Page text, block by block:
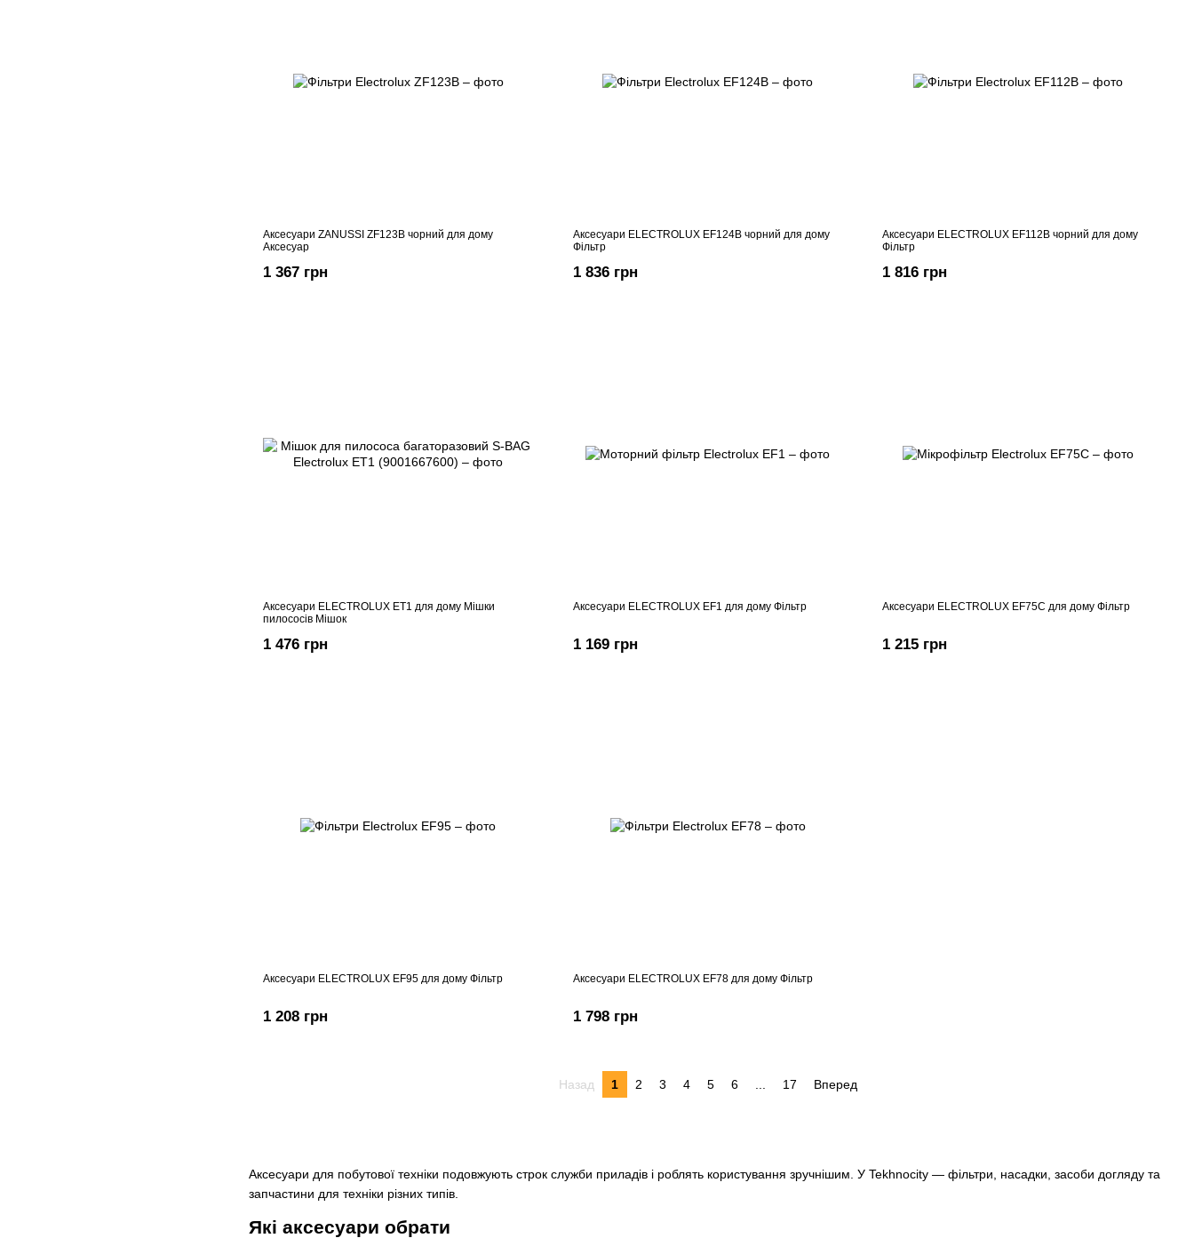
Аксесуари для побутової техніки подовжують строк служби приладів і роблять користування зручнішим. У Tekhnocity — фільтри, насадки, засоби догляду та
запчастини для техніки різних типів.
Які аксесуари обрати
Аксесуари ZANUSSI ZF123B чорний для дому
Аксесуар
1 367 грн
Аксесуари ELECTROLUX EF124B чорний для дому
Фільтр
1 836 грн
Аксесуари ELECTROLUX EF112B чорний для дому
Фільтр
1 816 грн
Аксесуари ELECTROLUX ET1 для дому Мішки
пилососів Мішок
1 476 грн
Аксесуари ELECTROLUX EF1 для дому Фільтр
1 169 грн
Аксесуари ELECTROLUX EF75C для дому Фільтр
1 215 грн
Аксесуари ELECTROLUX EF95 для дому Фільтр
1 208 грн
Аксесуари ELECTROLUX EF78 для дому Фільтр
1 798 грн
Назад 1 2 3 4 5 6 17 Вперед